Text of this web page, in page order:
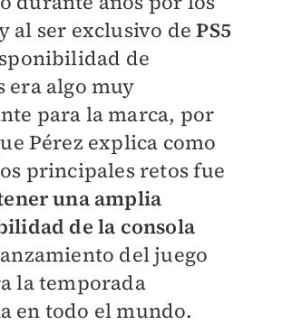
al ser exclusivo dePS5
de
era algo muy
para la marca, por
Pérez explica como
principales retos fue
una amplia
de la consola
del juego
la temporada
en todo el mundo.